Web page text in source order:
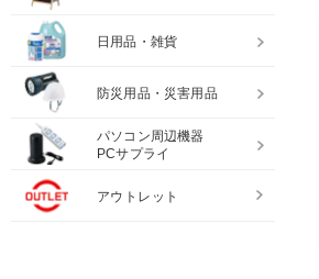
日用品・雑貨
防災用品・災害用品
パソコン周辺機器
PCサプライ
アウトレット